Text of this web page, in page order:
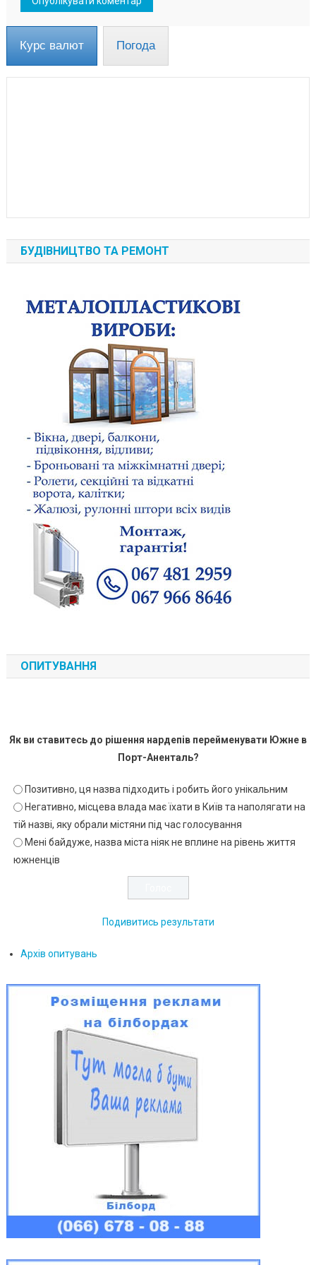
Курс валют Погода
БУДІВНИЦТВО ТА РЕМОНТ
ОПИТУВАННЯ
Як ви ставитесь до рішення нардепів перейменувати Южне в
Порт-Аненталь?
Позитивно, ця назва підходить і робить його унікальним
Негативно, місцева влада має їхати в Київ та наполягати на
тій назві, яку обрали містяни під час голосування
Мені байдуже, назва міста ніяк не вплине на рівень життя
южненців
Подивитись результати
Архів опитувань